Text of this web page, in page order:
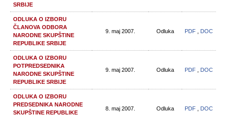
SRBIJE
ODLUKA O IZBORU
ČLANOVA ODBORA
NARODNE SKUPŠTINE
REPUBLIKE SRBIJE
9. maj 2007. Odluka PDF DOC
ODLUKA O IZBORU
POTPREDSEDNIKA
NARODNE SKUPŠTINE
REPUBLIKE SRBIJE
9. maj 2007. Odluka PDF DOC
ODLUKA O IZBORU
PREDSEDNIKA NARODNE
SKUPŠTINE REPUBLIKE
8. maj 2007. Odluka PDF DOC